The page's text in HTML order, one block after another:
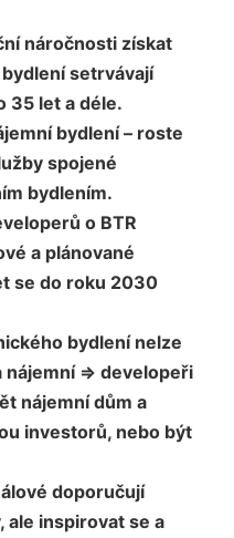
náročnosti získat
setrvávají
35 let a déle.
bydlení – roste
spojené
bydlením.
o BTR
a plánované
se do roku 2030
bydlení nelze
=> developeři
nájemní dům a
investorů, nebo být
doporučují
ale inspirovat se a